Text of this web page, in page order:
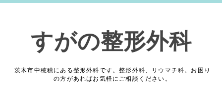
すがの整形外科
茨木市中穂積にある整形外科です。整形外科、リウマチ科。お困り
の方があればお気軽にご相談ください。